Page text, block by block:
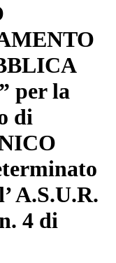
per la
di
A.S.U.R.
4 di